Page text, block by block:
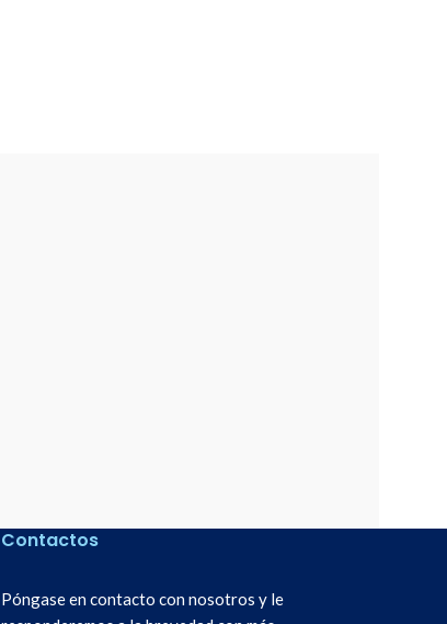
Contactos
Póngase en contacto con nosotros y le